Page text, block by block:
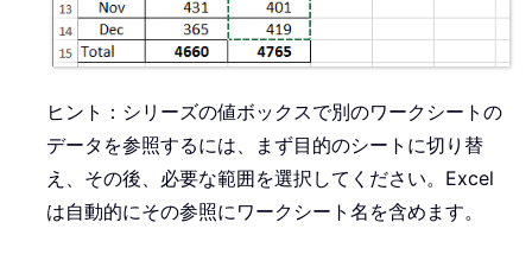
ヒント：シリーズの値ボックスで別のワークシートの
データを参照するには、まず目的のシートに切り替
え、その後、必要な範囲を選択してください。Excel
は自動的にその参照にワークシート名を含めます。